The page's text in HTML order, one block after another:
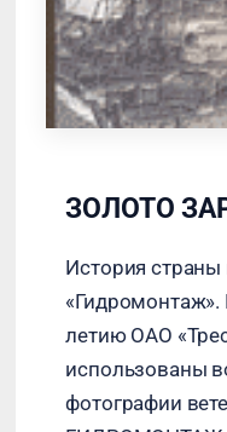
ЗОЛОТО
История страны
летию ОАО
использованы
фотографии